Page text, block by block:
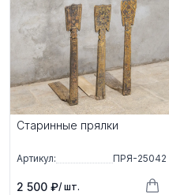
Старинные прялки
Артикул: ПРЯ-25042
2 500 ₽/ шт.